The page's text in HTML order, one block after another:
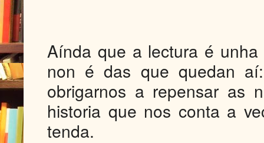
Aínda que a lectura é
non é das que quedan
obrigarnos a repensar as
historia que nos conta a
tenda.